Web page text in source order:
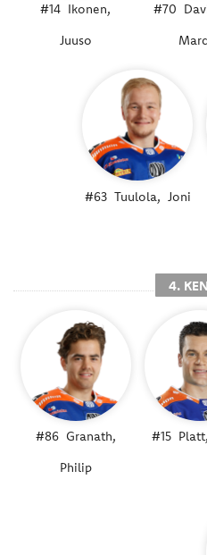
#14 Ikonen,
Juuso
#70
#63 Tuulola, Joni
4.
#86 Granath,
Philip
#15 Platt,